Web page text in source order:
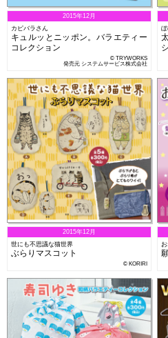
2015年12月
カピバラさん
キュルッとニッポン。バラエティー
コレクション
© TRYWORKS
発売元 システムサービス株式会社
2015年12月
世にも不思議な猫世界
ぶらりマスコット
© KORIRI